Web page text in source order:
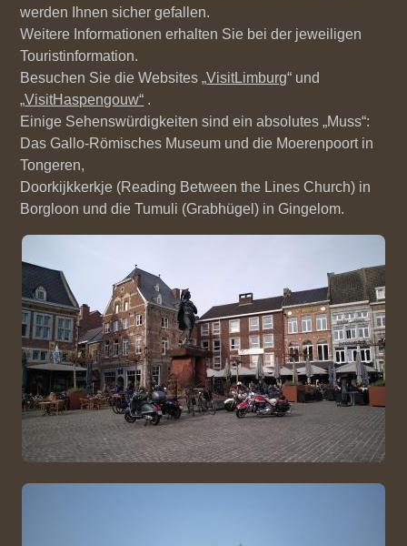
werden Ihnen sicher gefallen.
Weitere Informationen erhalten Sie bei der jeweiligen
Touristinformation.
Besuchen Sie die Websites „VisitLimburg“ und
„VisitHaspengouw“ .
Einige Sehenswürdigkeiten sind ein absolutes „Muss“:
Das Gallo-Römisches Museum und die Moerenpoort in
Tongeren,
Doorkijkkerkje (Reading Between the Lines Church) in
Borgloon und die Tumuli (Grabhügel) in Gingelom.
Bild
Bild